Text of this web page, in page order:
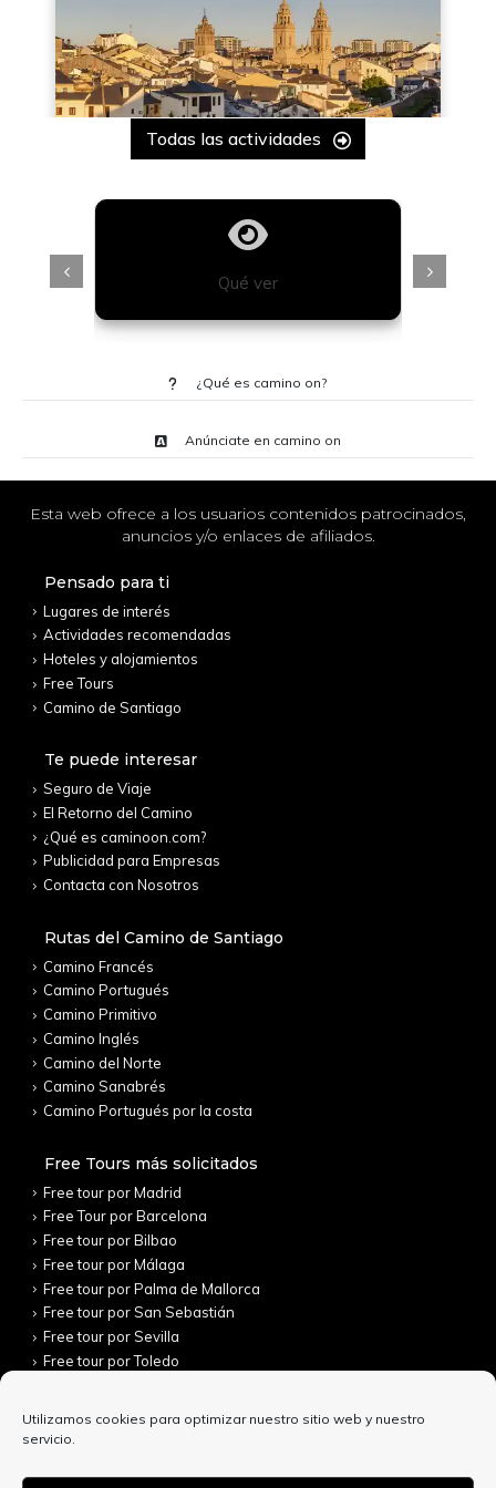
Utilizamos cookies para optimizar nuestro sitio web y nuestro
servicio.
Todas las actividades
Qué ver
¿Qué es camino on?
Anúnciate en camino on
Esta web ofrece a los usuarios contenidos patrocinados,
anuncios y/o enlaces de afiliados.
Pensado para ti
Lugares de interés
Actividades recomendadas
Hoteles y alojamientos
Free Tours
Camino de Santiago
Te puede interesar
Seguro de Viaje
El Retorno del Camino
¿Qué es caminoon.com?
Publicidad para Empresas
Contacta con Nosotros
Rutas del Camino de Santiago
Camino Francés
Camino Portugués
Camino Primitivo
Camino Inglés
Camino del Norte
Camino Sanabrés
Camino Portugués por la costa
Free Tours más solicitados
Free tour por Madrid
Free Tour por Barcelona
Free tour por Bilbao
Free tour por Málaga
Free tour por Palma de Mallorca
Free tour por San Sebastián
Free tour por Sevilla
Free tour por Toledo